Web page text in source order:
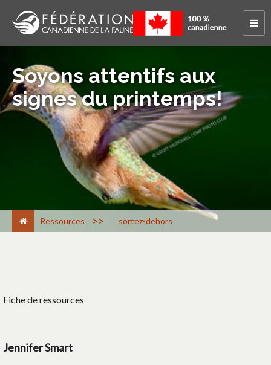
Soyons attentifs aux
signes du printemps!
Ressources > sortez-dehors
Fiche de ressources
Jennifer Smart